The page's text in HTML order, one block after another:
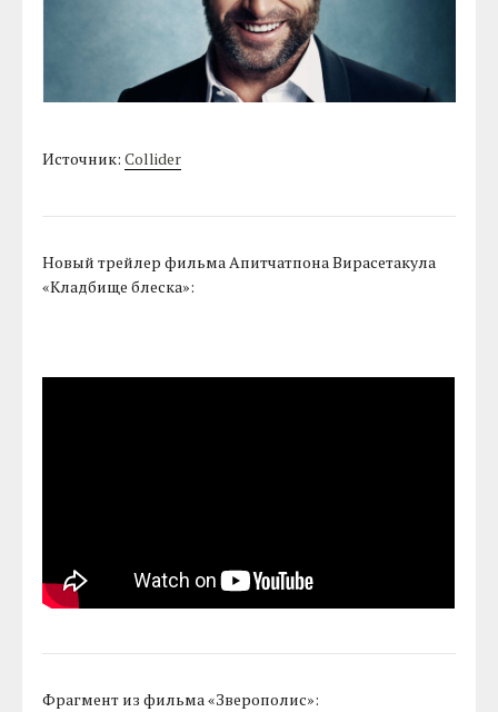
Источник:Collider
Новый трейлер фильма Апитчатпона Вирасетакула
«Кладбище блеска»:
Фрагмент из фильма «Зверополис»: